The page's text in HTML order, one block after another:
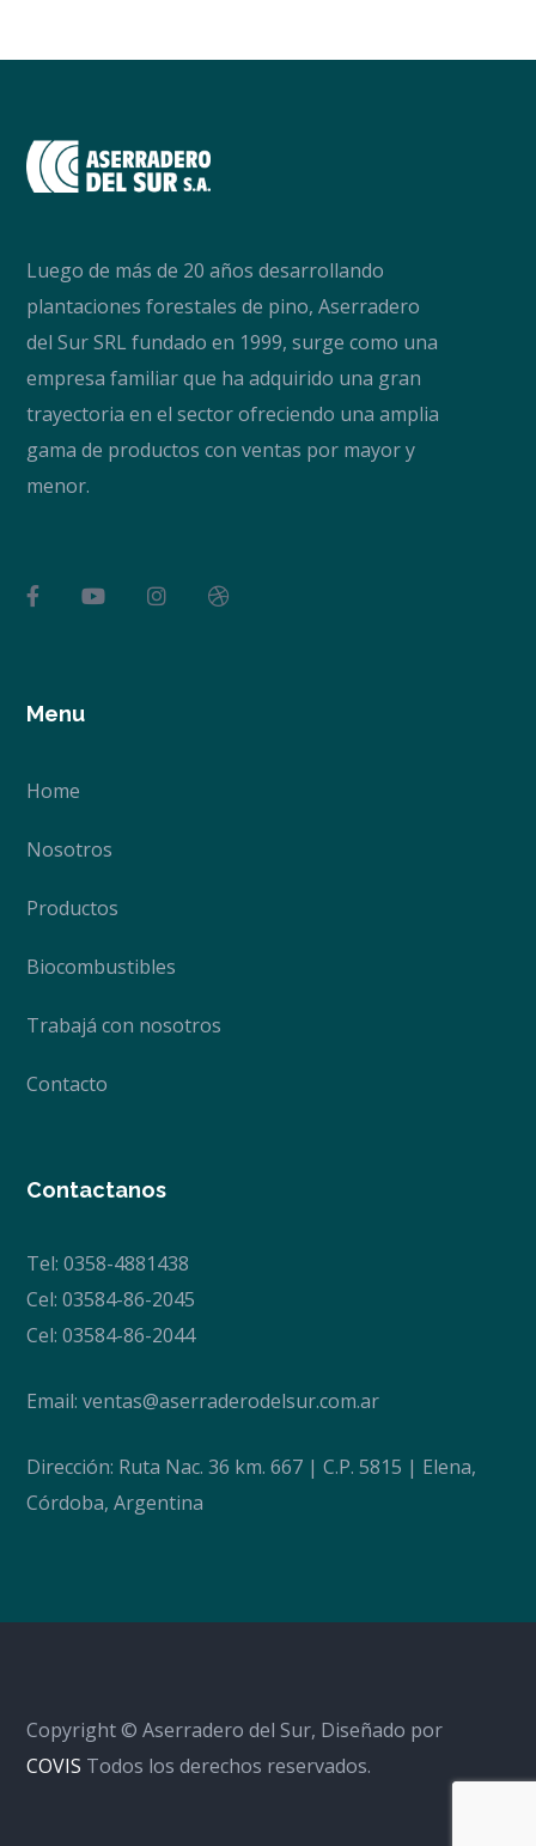
Luego de más de 20 años desarrollando
plantaciones forestales de pino, Aserradero
del Sur SRL fundado en 1999, surge como una
empresa familiar que ha adquirido una gran
trayectoria en el sector ofreciendo una amplia
gama de productos con ventas por mayor y
menor.
Menu
Home
Nosotros
Productos
Biocombustibles
Trabajá con nosotros
Contacto
Contactanos
Tel: 0358-4881438
Cel: 03584-86-2045
Cel: 03584-86-2044
Email:ventas@aserraderodelsur.com.ar
Dirección: Ruta Nac. 36 km. 667 | C.P. 5815 | Elena,
Córdoba, Argentina
Copyright © Aserradero del Sur, Diseñado por
COVIS Todos los derechos reservados.